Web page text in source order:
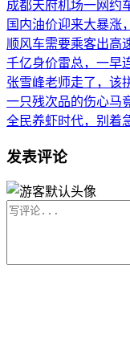
成都天府机场一网约
国内油价迎来大暴涨
顺风车需要乘客出高
千亿身价雷总，一早
张雪峰老师走了，该
一只残次品的伤心马
全民养虾时代，别着
发表评论